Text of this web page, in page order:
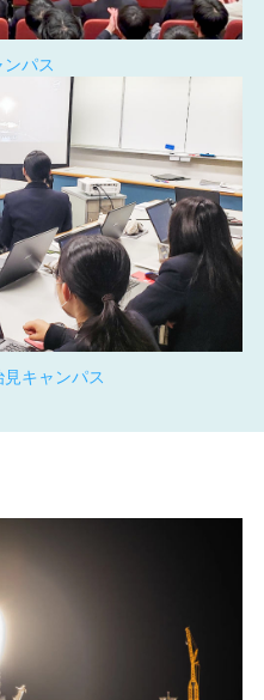
パス
キャンパス